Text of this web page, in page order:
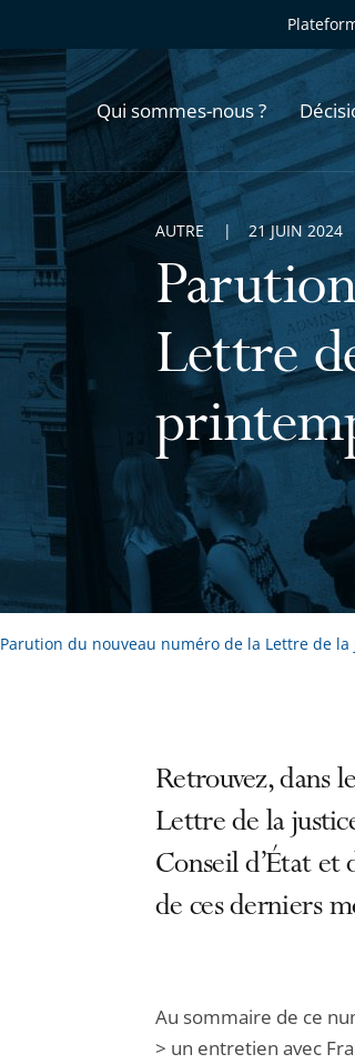
Qui sommes-nous ?
Lettre
AUTRE 21 JUIN 2024
Parution du nouveau numéro de la Lettre de la
Retrouvez, dans
Lettre de la
Conseil d’État et
de ces derniers
Au sommaire de ce
> un entretien avec